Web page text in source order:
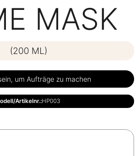
MASK
(200 ML)
um Aufträge zu machen
Artikelnr.:HP003